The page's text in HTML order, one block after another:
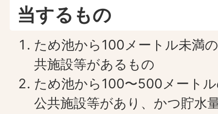
当するもの
ため池から100メートル未満
共施設等があるもの
ため池から100〜500メート
公共施設等があり、かつ貯水